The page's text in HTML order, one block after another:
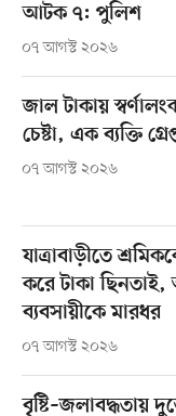
আটক ৭: পুলিশ
০৭ আগস্ট ২০২৬
জাল টাকায়
চেষ্টা, এক ব্যক্তি
০৭ আগস্ট ২০২৬
যাত্রাবাড়ীতে
করে টাকা
ব্যবসায়ীকে মারধর
০৭ আগস্ট ২০২৬
বৃষ্টি–জলাবদ্ধতায়